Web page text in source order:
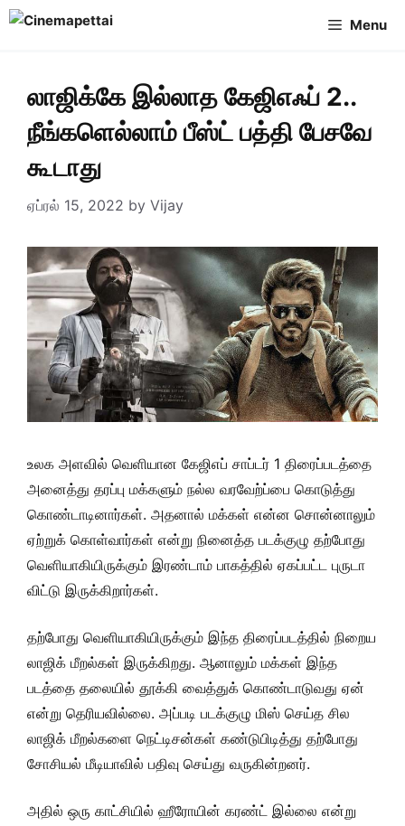
Skip
Menu
லாஜிக்கே இல்லாத கேஜிஎஃப் 2..
நீங்களெல்லாம் பீஸ்ட் பத்தி பேசவே
கூடாது
ஏப்ரல் 15, 2022 by Vijay
உலக அளவில் வெளியான கேஜிஎப் சாப்டர் 1 திரைப்படத்தை
அனைத்து தரப்பு மக்களும் நல்ல வரவேற்ப்பை கொடுத்து
கொண்டாடினார்கள். அதனால் மக்கள் என்ன சொன்னாலும்
ஏற்றுக் கொள்வார்கள் என்று நினைத்த படக்குழு தற்போது
வெளியாகியிருக்கும் இரண்டாம் பாகத்தில் ஏகப்பட்ட புருடா
விட்டு இருக்கிறார்கள்.
தற்போது வெளியாகியிருக்கும் இந்த திரைப்படத்தில் நிறைய
லாஜிக் மீறல்கள் இருக்கிறது. ஆனாலும் மக்கள் இந்த
படத்தை தலையில் தூக்கி வைத்துக் கொண்டாடுவது ஏன்
என்று தெரியவில்லை. அப்படி படக்குழு மிஸ் செய்த சில
லாஜிக் மீறல்களை நெட்டிசன்கள் கண்டுபிடித்து தற்போது
சோசியல் மீடியாவில் பதிவு செய்து வருகின்றனர்.
அதில் ஒரு காட்சியில் ஹீரோயின் கரண்ட் இல்லை என்று